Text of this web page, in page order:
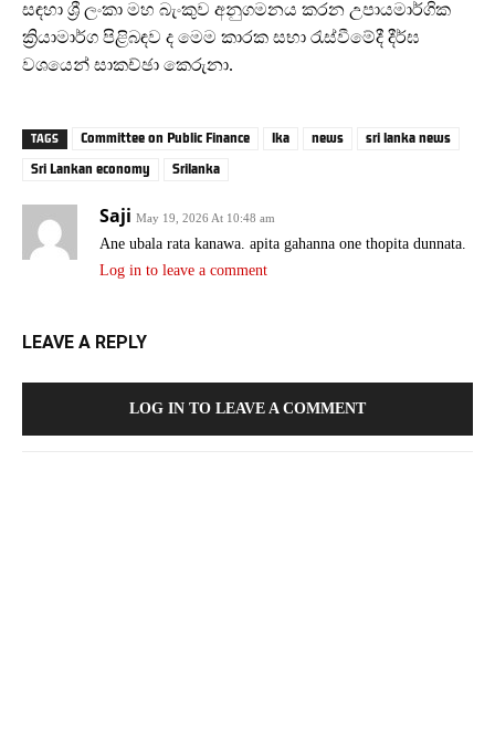
සඳහා ශ්‍රී ලංකා මහ බැංකුව අනුගමනය කරන උපායමාර්ගික
ක්‍රියාමාර්ග පිළිබඳව ද මෙම කාරක සභා රැස්වීමේදී දීර්ඝ
වශයෙන් සාකච්ඡා කෙරුනා.
TAGS Committee on Public Finance lka news
sri lanka news
Sri Lankan economy
Srilanka
Saji May 19, 2026 At 10:48 am
Ane ubala rata kanawa. apita gahanna one thopita dunnata.
Log in to leave a comment
LEAVE A REPLY
LOG IN TO LEAVE A COMMENT